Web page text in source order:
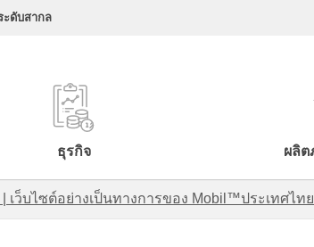
ะดับสากล
ธุรกิจ ผลิต
บไซต์อย่างเป็นทางการของ Mobil™ประเทศไทย